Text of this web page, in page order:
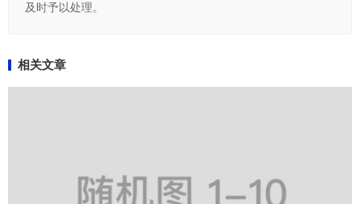
及时予以处理。
相关文章